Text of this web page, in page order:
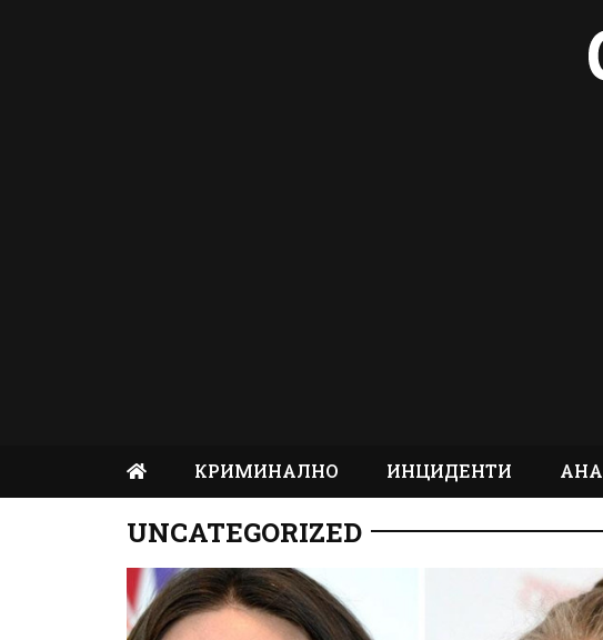
КРИМИНАЛНО ИНЦИДЕНТИ
UNCATEGORIZED